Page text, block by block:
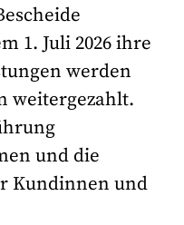
1. Juli 2026 ihre
werden
weitergezahlt.
und die
Kundinnen und